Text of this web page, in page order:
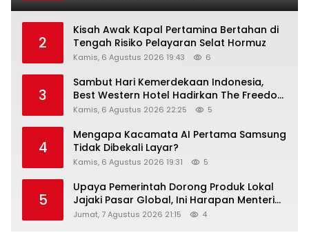
2
Kisah Awak Kapal Pertamina Bertahan di
Tengah Risiko Pelayaran Selat Hormuz
Kamis, 6 Agustus 2026 19:43 6
3
Sambut Hari Kemerdekaan Indonesia,
Best Western Hotel Hadirkan The Freedom
Stay Diskon Hingga 45%
Kamis, 6 Agustus 2026 22:25 5
4
Mengapa Kacamata AI Pertama Samsung
Tidak Dibekali Layar?
Kamis, 6 Agustus 2026 19:31 5
5
Upaya Pemerintah Dorong Produk Lokal
Jajaki Pasar Global, Ini Harapan Menteri
Perindustrian RI Lewat ILT dan IGT Expo
Jumat, 7 Agustus 2026 21:15 4